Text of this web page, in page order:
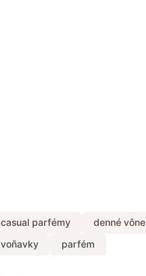
casual parfémy denné vône
voňavky
parfém